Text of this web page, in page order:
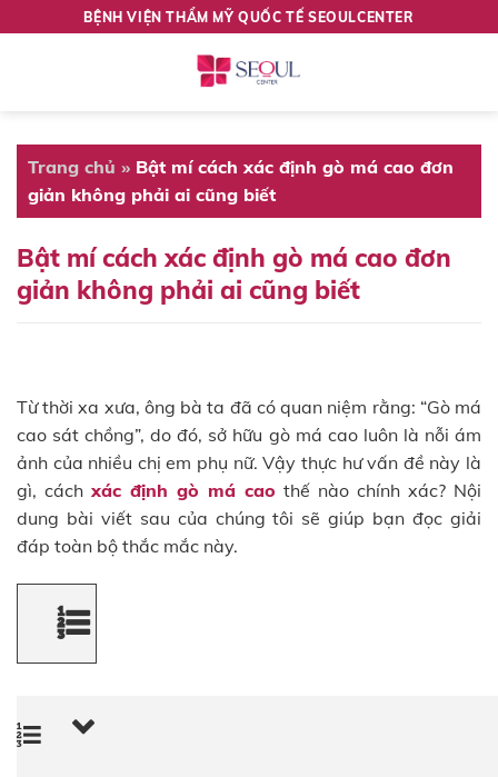
BỆNH VIỆN THẨM MỸ QUỐC TẾ SEOULCENTER
Trang chủ » Bật mí cách xác định gò má cao đơn
giản không phải ai cũng biết
Bật mí cách xác định gò má cao đơn
giản không phải ai cũng biết
Từ thời xa xưa, ông bà ta đã có quan niệm rằng: “Gò má
cao sát chồng”, do đó, sở hữu gò má cao luôn là nỗi ám
ảnh của nhiều chị em phụ nữ. Vậy thực hư vấn đề này là
gì, cách xác định gò má cao thế nào chính xác? Nội
dung bài viết sau của chúng tôi sẽ giúp bạn đọc giải
đáp toàn bộ thắc mắc này.